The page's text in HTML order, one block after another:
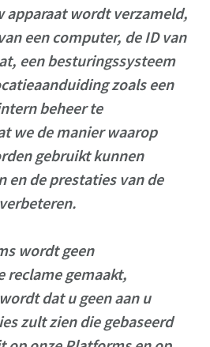
apparaat wordt verzameld,
een computer, de ID van
een besturingssysteem
zoals een
beheer te
we de manier waarop
gebruikt kunnen
en de prestaties van de
wordt geen
reclame gemaakt,
dat u geen aan u
zult zien die gebaseerd